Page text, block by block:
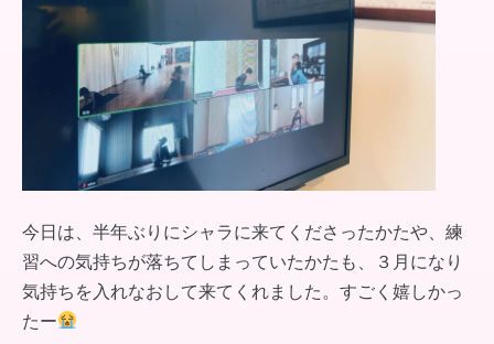
今日は、半年ぶりにシャラに来てくださったかたや、練
習への気持ちが落ちてしまっていたかたも、３月になり
気持ちを入れなおして来てくれました。すごく嬉しかっ
たー